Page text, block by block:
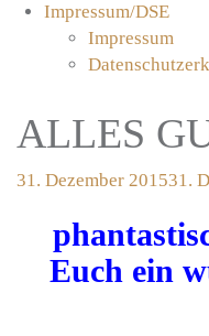
Impressum/DSE
Impressum
ALLES
31. Dezember 201531.
Euch ein